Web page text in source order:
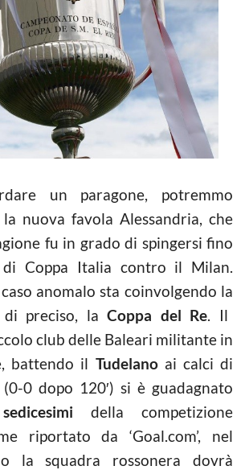
un paragone, potremmo
nuova favola Alessandria, che
fu in grado di spingersi fino
di Coppa Italia contro il Milan.
anomalo sta coinvolgendo la
preciso, la Coppa del Re. Il
club delle Baleari militante in
battendo il Tudelano ai calci di
0 dopo 120′) si è guadagnato
sedicesimi della competizione
riportato da ‘Goal.com’, nel
la squadra rossonera dovrà